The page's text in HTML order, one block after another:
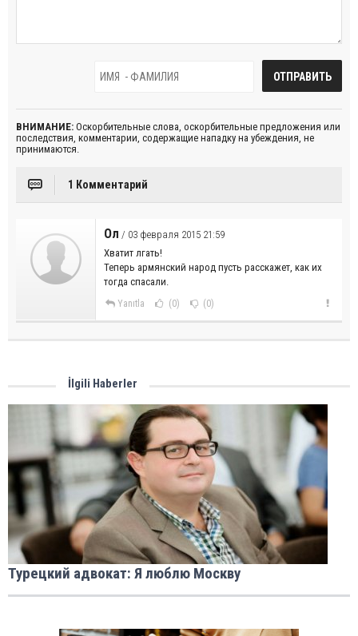
ВНИМАНИЕ: Оскорбительные слова, оскорбительные предложения или
последствия, комментарии, содержащие нападку на убеждения, не
принимаются.
1 Комментарий
Ол / 03 февраля 2015 21:59
Хватит лгать!
Теперь армянский народ пусть расскажет, как их
тогда спасали.
Yanıtla (0) (0)
İlgili Haberler
Турецкий адвокат: Я люблю Москву